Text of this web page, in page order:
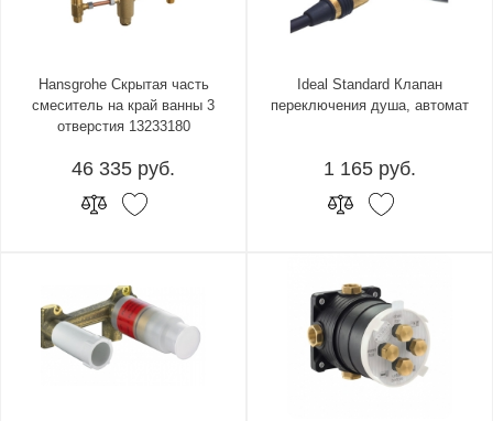
Hansgrohe Скрытая часть
смеситель на край ванны 3
отверстия 13233180
46 335 руб.
Ideal Standard Клапан
переключения душа, автомат
1 165 руб.